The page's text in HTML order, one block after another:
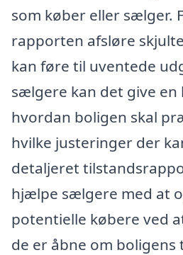
som køber eller sælger.
rapporten afsløre
kan føre til uventede
sælgere kan det give en
hvordan boligen skal
hvilke justeringer der
detaljeret
hjælpe sælgere med at
potentielle købere ved
de er åbne om boligens